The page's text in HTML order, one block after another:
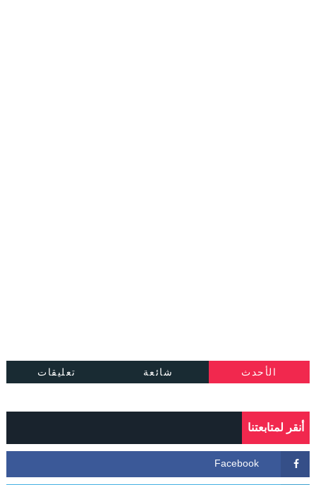
الأحدث شائعة تعليقات
أنقر لمتابعتنا